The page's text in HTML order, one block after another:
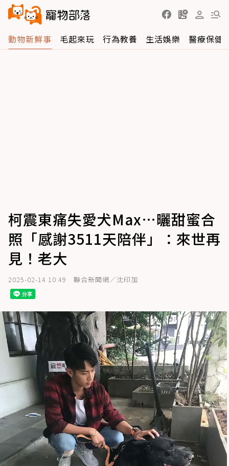
動物新鮮事 毛起來玩 行為教養 生活娛樂 醫療保健
柯震東痛失愛犬Max…曬甜蜜合
照「感謝3511天陪伴」：來世再
見！老大
2025-02-14 10:49 聯合新聞網／沈印加